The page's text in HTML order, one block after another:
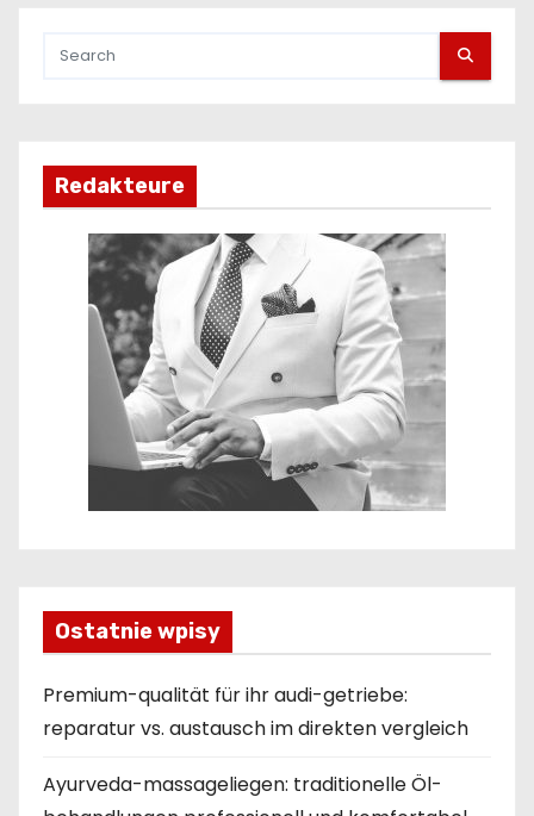
Redakteure
Ostatnie wpisy
Premium-qualität für ihr audi-getriebe:
reparatur vs. austausch im direkten vergleich
Ayurveda-massageliegen: traditionelle Öl-